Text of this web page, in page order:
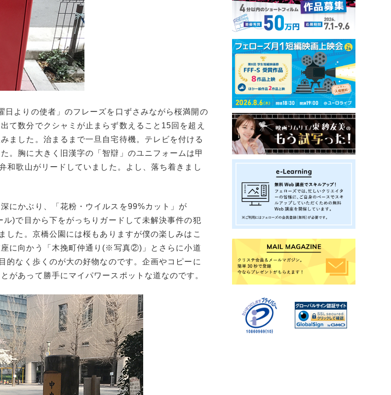
よりの使者」のフレーズを口ずさみながら桜満開の
て数分でクシャミが止まらず数えること15回を超え
ました。治まるまで一旦自宅待機。テレビを付ける
。胸に大きく旧漢字の「智辯」のユニフォームは甲
和歌山がリードしていました。よし、落ち着きまし
にかぶり、「花粉・ウイルスを99%カット」が
)で目から下をがっちりガードして未解決事件の犯
た。京橋公園には桜もありますが僕の楽しみはこ
に向かう「木挽町仲通り(※写真②)」とさらに小道
なく歩くのが大の好物なのです。企画やコピーに
があって勝手にマイパワースポットな道なのです。